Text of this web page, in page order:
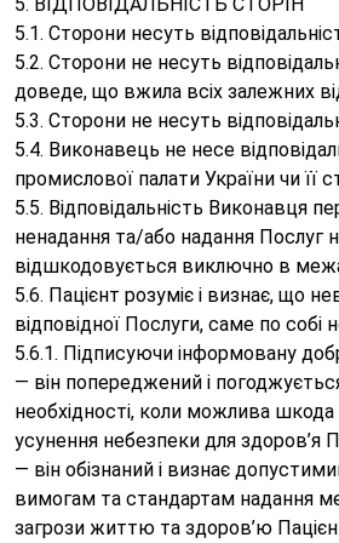
5.1. Сторони несуть
5.2. Сторони не несуть
доведе, що вжила всіх залежних
5.3. Сторони не несуть
5.4. Виконавець не несе
промислової палати України чи її
5.5. Відповідальність Виконавця
ненадання та/або надання Послуг
відшкодовується виключно в
5.6. Пацієнт розуміє і визнає, що
відповідної Послуги, саме по
5.6.1. Підписуючи інформовану
— він попереджений і
необхідності, коли можлива шкода
усунення небезпеки для
— він обізнаний і визнає
вимогам та стандартам надання
загрози життю та здоров’ю